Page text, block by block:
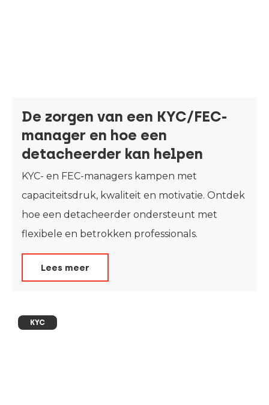
De zorgen van een KYC/FEC-
manager en hoe een
detacheerder kan helpen
KYC- en FEC-managers kampen met
capaciteitsdruk, kwaliteit en motivatie. Ontdek
hoe een detacheerder ondersteunt met
flexibele en betrokken professionals.
Lees meer
KYC